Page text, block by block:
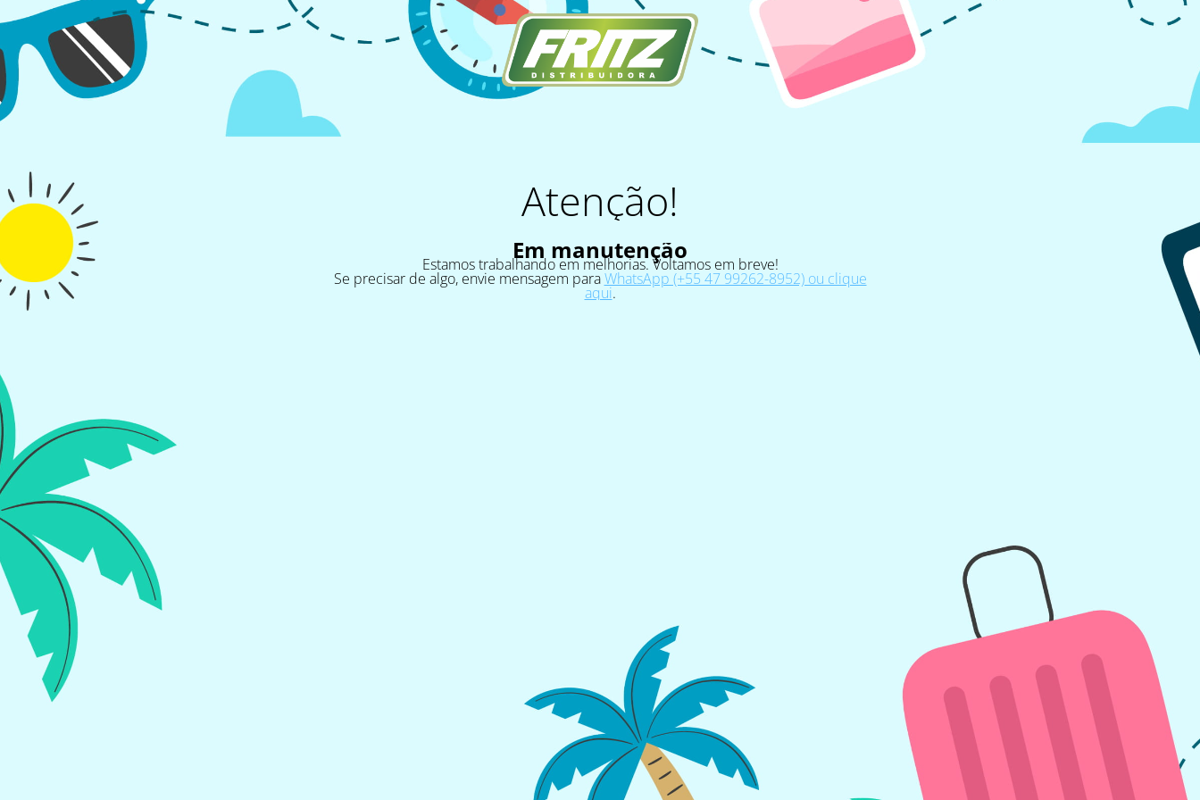
Atenção!
Em manutenção
Estamos trabalhando em melhorias. Voltamos em breve!
Se precisar de algo, envie mensagem paraWhatsApp (+55 47 99262-8952) ou clique
aqui.